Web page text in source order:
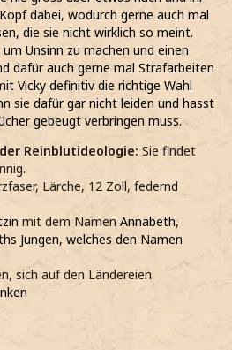
dabei, wodurch gerne auch mal
die sie nicht wirklich so meint.
Unsinn zu machen und einen
dafür auch gerne mal Strafarbeiten
Vicky definitiv die richtige Wahl
sie dafür gar nicht leiden und hasst
gebeugt verbringen muss.
Reinblutideologie: Sie findet
Lärche, 12 Zoll, federnd
mit dem Namen Annabeth,
Jungen, welches den Namen
sich auf den Ländereien